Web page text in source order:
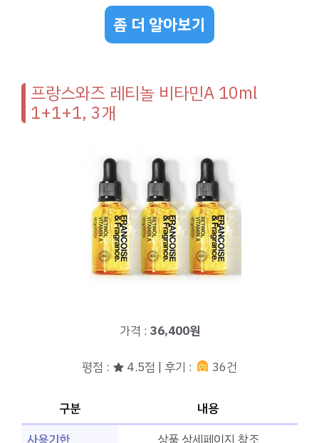
좀 더 알아보기
프랑스와즈 레티놀 비타민A 10ml
1+1+1, 3개
가격 : 36,400원
평점 : ★ 4.5점 | 후기 : 36건
구분
내용